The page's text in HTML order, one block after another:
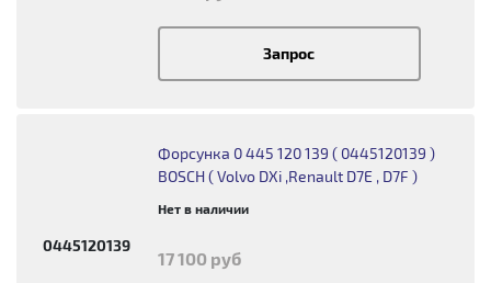
Запрос
0445120139
Форсунка 0 445 120 139 ( 0445120139 )
BOSCH ( Volvo DXi ,Renault D7E , D7F )
Нет в наличии
17 100 руб